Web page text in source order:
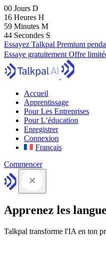
00 Jours D
16 Heures H
59 Minutes M
43 Secondes S
Essayez Talkpal Premium
Essaye gratuitement Offre
Accueil
Apprentissage
Pour Les Entreprises
Pour L’éducation
Enregistrer
Connexion
Français
Commencer
Apprenez les
Talkpal transforme l'IA en ton